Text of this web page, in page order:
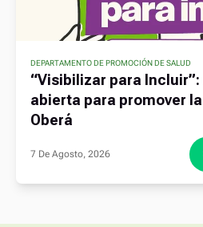
DEPARTAMENTO DE PROMOCIÓN DE SALUD
“Visibilizar para
abierta para promover
Oberá
7 De Agosto, 2026